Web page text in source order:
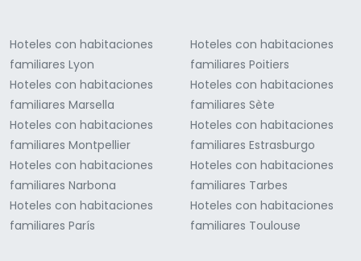
Hoteles con habitaciones
familiares Lyon
Hoteles con habitaciones
familiares Marsella
Hoteles con habitaciones
familiares Montpellier
Hoteles con habitaciones
familiares Narbona
Hoteles con habitaciones
familiares París
Hoteles con habitaciones
familiares Poitiers
Hoteles con habitaciones
familiares Sète
Hoteles con habitaciones
familiares Estrasburgo
Hoteles con habitaciones
familiares Tarbes
Hoteles con habitaciones
familiares Toulouse